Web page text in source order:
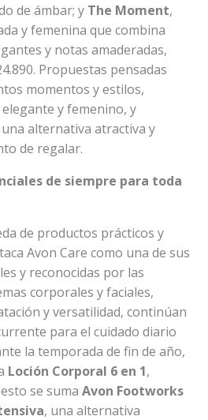
de ámbar; y The Moment,
y femenina que combina
y notas amaderadas,
Propuestas pensadas
momentos y estilos,
y femenino, y
alternativa atractiva y
de regalar.
de siempre para toda
de productos prácticos y
Avon Care como una de sus
y reconocidas por las
corporales y faciales,
y versatilidad, continúan
para el cuidado diario
la temporada de fin de año,
Loción Corporal 6 en 1,
esto se suma Avon Footworks
, una alternativa